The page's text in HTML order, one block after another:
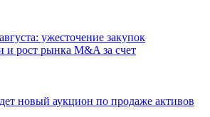
ужесточение закупок
и рост рынка M&A за счет
новый аукцион по продаже активов